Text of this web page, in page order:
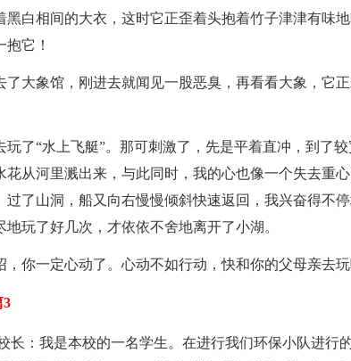
黑白相间的大衣，这时它正歪着头抱着竹子津津有味
它！
了大象馆，刚进去就闻见一股恶臭，再看看大象，它
玩了“水上飞艇”。那可刺激了，先是平着直冲，到了
花从河里溅出来，与此同时，我的心也像一个失去重
过了山洞，船又向右慢慢倾斜快速返回，我兴奋得不
玩了好几次，才依依不舍地离开了小湖。
，你一定心动了。心动不如行动，快和你的父母亲去玩
3
长：我是本校的一名学生。在进行我们环保小队进行